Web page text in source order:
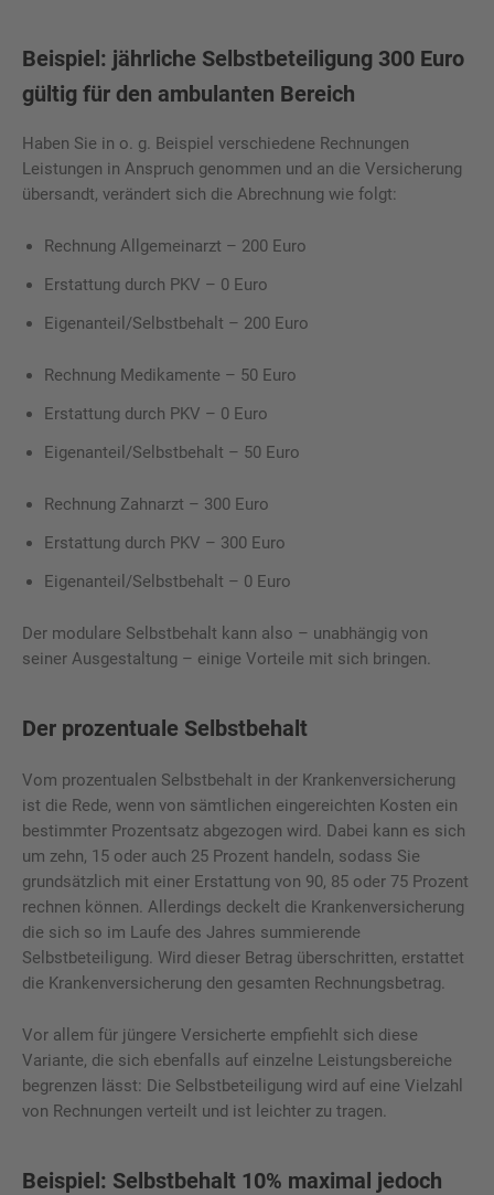
Beispiel: jährliche Selbstbeteiligung 300 Euro
gültig für den ambulanten Bereich
Haben Sie in o. g. Beispiel verschiedene Rechnungen
Leistungen in Anspruch genommen und an die Versicherung
übersandt, verändert sich die Abrechnung wie folgt:
Rechnung Allgemeinarzt – 200 Euro
Erstattung durch PKV – 0 Euro
Eigenanteil/Selbstbehalt – 200 Euro
Rechnung Medikamente – 50 Euro
Erstattung durch PKV – 0 Euro
Eigenanteil/Selbstbehalt – 50 Euro
Rechnung Zahnarzt – 300 Euro
Erstattung durch PKV – 300 Euro
Eigenanteil/Selbstbehalt – 0 Euro
Der modulare Selbstbehalt kann also – unabhängig von
seiner Ausgestaltung – einige Vorteile mit sich bringen.
Der prozentuale Selbstbehalt
Vom prozentualen Selbstbehalt in der Krankenversicherung
ist die Rede, wenn von sämtlichen eingereichten Kosten ein
bestimmter Prozentsatz abgezogen wird. Dabei kann es sich
um zehn, 15 oder auch 25 Prozent handeln, sodass Sie
grundsätzlich mit einer Erstattung von 90, 85 oder 75 Prozent
rechnen können. Allerdings deckelt die Krankenversicherung
die sich so im Laufe des Jahres summierende
Selbstbeteiligung. Wird dieser Betrag überschritten, erstattet
die Krankenversicherung den gesamten Rechnungsbetrag.
Vor allem für jüngere Versicherte empfiehlt sich diese
Variante, die sich ebenfalls auf einzelne Leistungsbereiche
begrenzen lässt: Die Selbstbeteiligung wird auf eine Vielzahl
von Rechnungen verteilt und ist leichter zu tragen.
Beispiel: Selbstbehalt 10% maximal jedoch